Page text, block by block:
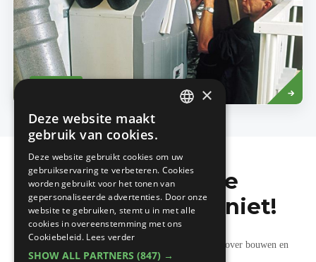
ECONOMIE
Read
more
Mis de laatste
bouwnieuwtjes niet!
Ontvang onze wekelijkse updates vol nuttige tips over bouwen en
×
Deze website maakt
gebruik van cookies.
Deze website gebruikt cookies om uw
gebruikservaring te verbeteren. Cookies
worden gebruikt voor het tonen van
gepersonaliseerde advertenties. Door onze
website te gebruiken, stemt u in met alle
cookies in overeenstemming met ons
Cookiebeleid. Lees verder
SHOW ALL PARTNERS (847) →